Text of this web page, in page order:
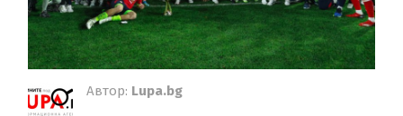
Автор: Lupa.bg